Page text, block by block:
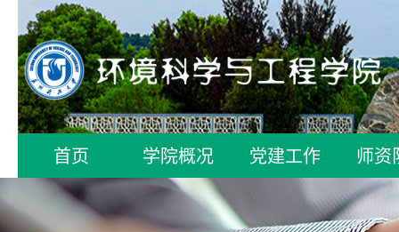
首页 学院概况 党建工作 师资